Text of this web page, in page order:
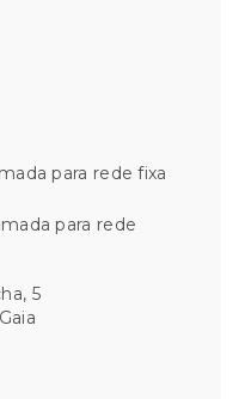
para rede fixa
para rede
5